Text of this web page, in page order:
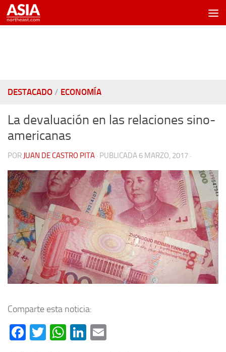
Saltar al contenido
DESTACADO / ECONOMÍA
La devaluación en las relaciones sino-
americanas
POR JUAN DE CASTRO PITA · PUBLICADA 6 MARZO, 2017 ·
Comparte esta noticia:
Facebook
Twitter
WhatsApp
LinkedIn